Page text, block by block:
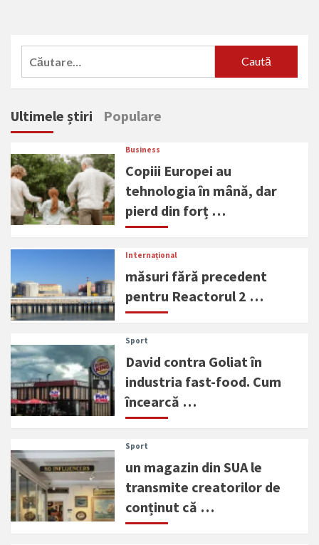
Ultimele știri Populare
Business
Copiii Europei au
tehnologia în mână, dar
pierd din forț …
Internațional
măsuri fără precedent
pentru Reactorul 2 …
Sport
David contra Goliat în
industria fast-food. Cum
încearcă …
Sport
un magazin din SUA le
transmite creatorilor de
conținut că …